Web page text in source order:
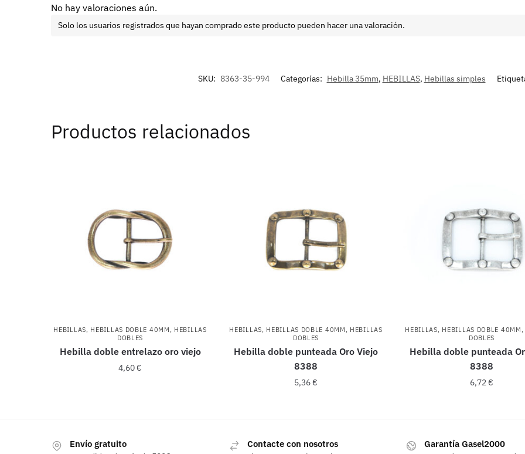
No hay valoraciones aún.
Solo los usuarios registrados que hayan comprado este producto pueden hacer una valoración.
SKU: 8363-35-994 Categorías: Hebilla 35mm, HEBILLAS, Hebillas simples
Productos relacionados
HEBILLAS, HEBILLAS DOBLE 40MM , HEBILLAS
DOBLES
Hebilla doble entrelazo oro viejo
4,60€
HEBILLAS, HEBILLAS DOBLE 40MM , HEBILLAS
DOBLES
Hebilla doble punteada Oro Viejo
8388
5,36€
HEBILLAS, HEBILLAS DOBLE 40MM ,
DOBLES
Hebilla doble punteada
8388
6,72€
Envío gratuito Contacte con nosotros Garantía Gasel2000